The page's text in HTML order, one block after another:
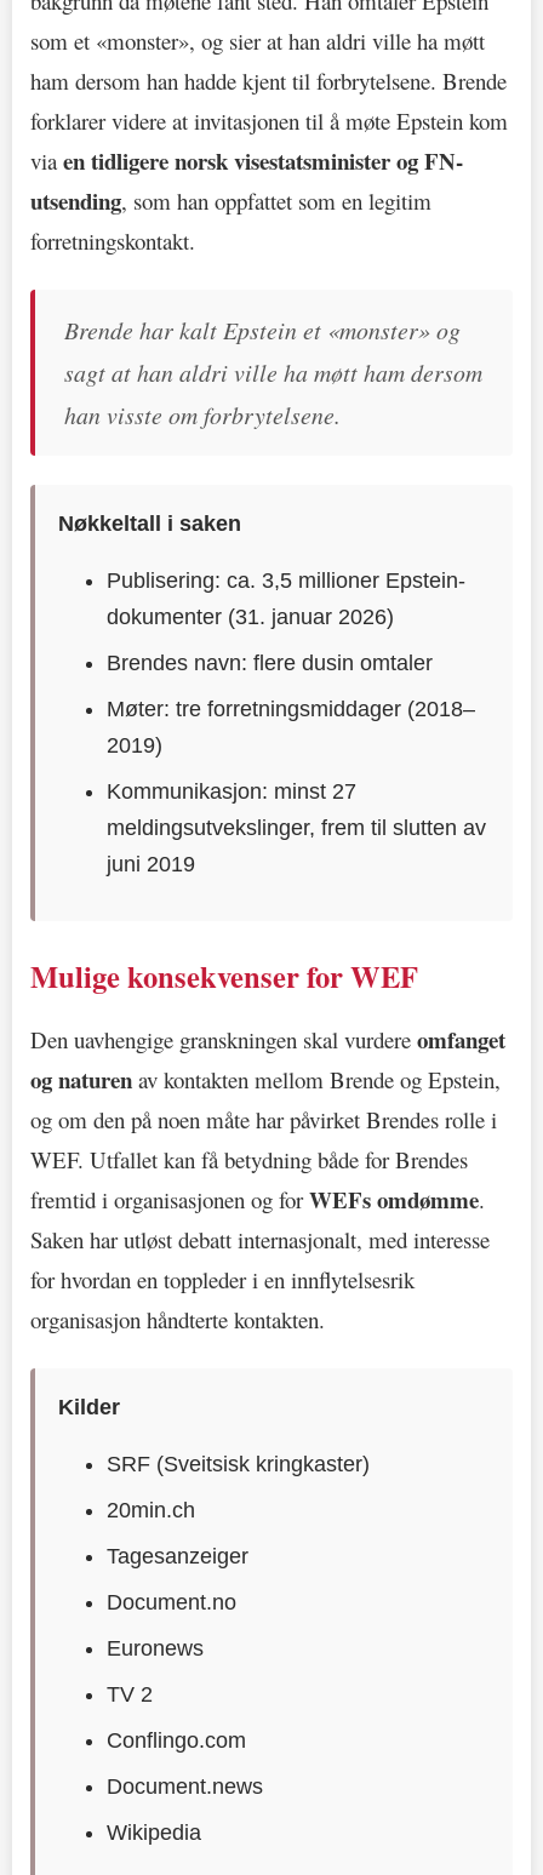
som et «monster», og sier at han aldri ville ha møtt
ham dersom han hadde kjent til forbrytelsene. Brende
forklarer videre at invitasjonen til å møte Epstein kom
viaen tidligere norsk visestatsminister og FN-
utsending, som han oppfattet som en legitim
forretningskontakt.
Brende har kalt Epstein et «monster» og
sagt at han aldri ville ha møtt ham dersom
han visste om forbrytelsene.
Nøkkeltall i saken
Publisering: ca. 3,5 millioner Epstein-
dokumenter (31. januar 2026)
Brendes navn: flere dusin omtaler
Møter: tre forretningsmiddager (2018–
2019)
Kommunikasjon: minst 27
meldingsutvekslinger, frem til slutten av
juni 2019
Mulige konsekvenser for WEF
Den uavhengige granskningen skal vurdere omfanget
og naturen av kontakten mellom Brende og Epstein,
og om den på noen måte har påvirket Brendes rolle i
WEF. Utfallet kan få betydning både for Brendes
fremtid i organisasjonen og forWEFs omdømme.
Saken har utløst debatt internasjonalt, med interesse
for hvordan en toppleder i en innflytelsesrik
organisasjon håndterte kontakten.
Kilder
SRF (Sveitsisk kringkaster)
20min.ch
Tagesanzeiger
Document.no
Euronews
TV 2
Conflingo.com
Document.news
Wikipedia